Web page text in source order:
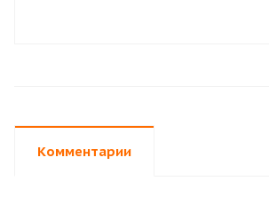
Комментарии